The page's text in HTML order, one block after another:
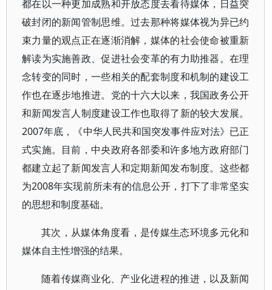
都在以一种更加成熟和开放态度去看待媒体，日益突
破封闭的新闻管制思维。过去那种将媒体视为异已约
束力量的观点正在逐渐消解，媒体的社会使命被重新
解读为实施善政、促进社会变革的有力助推器。在理
念转变的同时，一些相关的配套制度和机制的建设工
作也在逐步地推进。党的十六大以来，我国政务公开
和新闻发言人制度建设工作也取得了新的较大发展。
2007年底，《中华人民共和国突发事件应对法》已正
式实施。目前，中央政府各部委和许多地方政府部门
都建立起了新闻发言人和定期新闻发布制度。这些都
为2008年实现前所未有的信息公开，打下了非常坚实
的思想和制度基础。
其次，从媒体角度看，是传媒生态环境多元化和
媒体自主性增强的结果。
随着传媒商业化、产业化进程的推进，以及新闻